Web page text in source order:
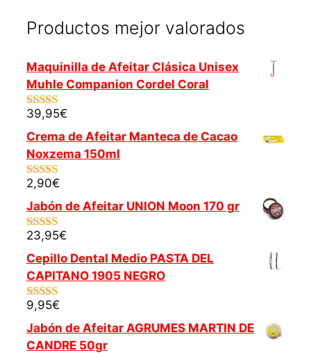
Productos mejor valorados
Maquinilla de Afeitar Clásica Unisex
Muhle Companion Cordel Coral
5.00de 5
39,95€
Crema de Afeitar Manteca de Cacao
Noxzema 150ml
5.00de 5
2,90€
Jabón de Afeitar UNION Moon 170 gr
5.00de 5
23,95€
Cepillo Dental Medio PASTA DEL
CAPITANO 1905 NEGRO
5.00de 5
9,95€
Jabón de Afeitar AGRUMES MARTIN DE
CANDRE 50gr